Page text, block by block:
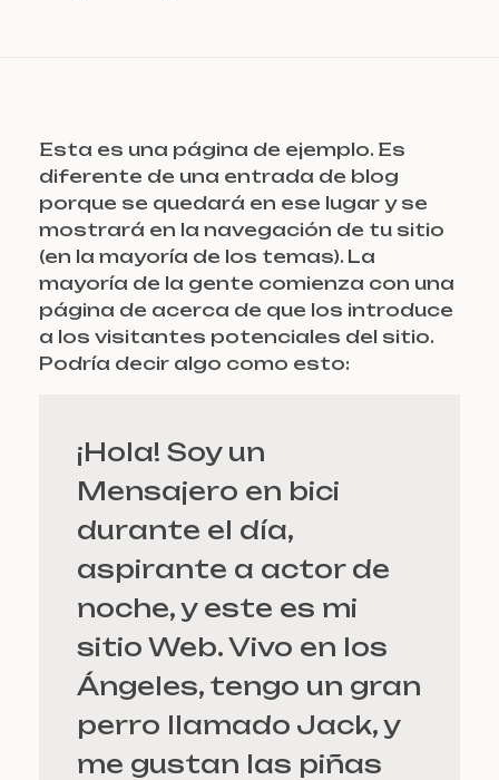
Esta es una página de ejemplo. Es
diferente de una entrada de blog
porque se quedará en ese lugar y se
mostrará en la navegación de tu sitio
(en la mayoría de los temas). La
mayoría de la gente comienza con una
página de acerca de que los introduce
a los visitantes potenciales del sitio.
Podría decir algo como esto:
¡Hola! Soy un
Mensajero en bici
durante el día,
aspirante a actor de
noche, y este es mi
sitio Web. Vivo en los
Ángeles, tengo un gran
perro llamado Jack, y
me gustan las piñas